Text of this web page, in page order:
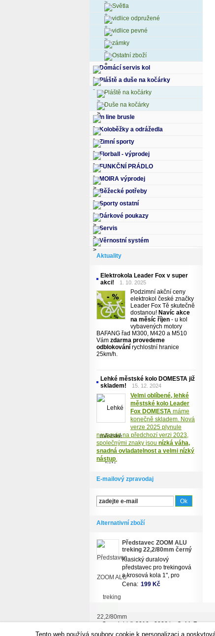
Světla
vidlice odpružené
vidlice pevné
zámky
Ostatní zboží
Domácí servis kol
Pláště a duše na kočárky
Pláště na kočárky
Duše na kočárky
In line brusle
Koloběžky a odrážedla
Zimní sporty
Florball - výprodej
FUNKČNÍ PRÁDLO
MOIRA výprodej
Běžecké potřeby
Sporty ostatní
Dárkové poukazy
Servis
Věrnostní systém
Aktuality
Elektrokola Leader Fox v super
akci!
1. 10. 2025
Podzimní akční ceny
elektrokol české značky
Leader Fox Tě skutečně
dostanou! Navíc akce
na měsíc říjen - u kol
vybavených motory
BAFANG řad M300, M420 a M510
Vám zdarma provedeme
odblokování rychlostní hranice
25km/h.
Lehké městské kolo DOMESTA již
skladem!
15. 12. 2024
Velmi oblíbené, lehké
městské kolo Leader
Fox DOMESTA máme
konečně skladem. Nová
verze 2025 plynule
navazuje na předchozí verzi 2023,
společnými znaky jsou nízká váha,
snadná ovladatelnost a velmi nízký
nástup.
E-mailový zpravodaj
Alternativní zboží
Představec ZOOM ALU
treking 22,2/80mm černý
Klasický duralový
představec pro trekingová
a krosová kola 1", pro
vzpřímený posed na kole
Cena: 199 Kč
Copyright © 2010 - 2026 by
Tecka cz
Tento web používá soubory cookie k personalizaci a